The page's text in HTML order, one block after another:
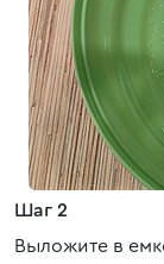
Шаг 2
Выложите в